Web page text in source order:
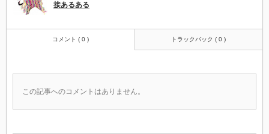
接あるある
コメント ( 0 ) トラックバック ( 0 )
この記事へのコメントはありません。